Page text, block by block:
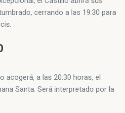
cerrando a las 19:30 para
acogerá, a las 20:30 horas, el
Santa. Será interpretado por la